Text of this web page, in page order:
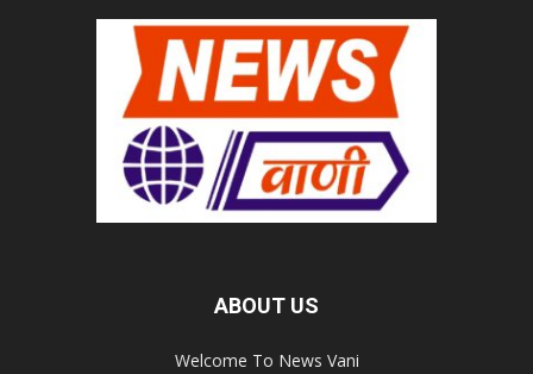
ABOUT US
Welcome To News Vani